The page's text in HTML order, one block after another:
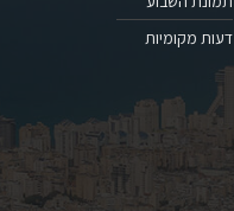
דעות מקומיות